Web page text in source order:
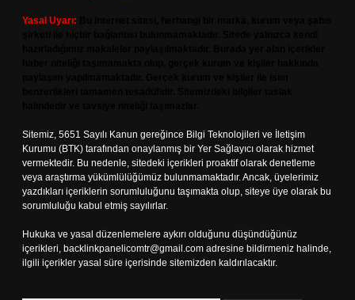
Yasal Uyarı:
Sitemiz, 5651 Sayılı Kanun gereğince Bilgi Teknolojileri ve İletişim
Kurumu (BTK) tarafından onaylanmış bir Yer Sağlayıcı olarak hizmet
vermektedir. Bu nedenle, sitedeki içerikleri proaktif olarak denetleme
veya araştırma yükümlülüğümüz bulunmamaktadır. Ancak, üyelerimiz
yazdıkları içeriklerin sorumluluğunu taşımakta olup, siteye üye olarak bu
sorumluluğu kabul etmiş sayılırlar.
Hukuka ve yasal düzenlemelere aykırı olduğunu düşündüğünüz
içerikleri, backlinkpanelicomtr@gmail.com adresine bildirmeniz halinde,
ilgili içerikler yasal süre içerisinde sitemizden kaldırılacaktır.